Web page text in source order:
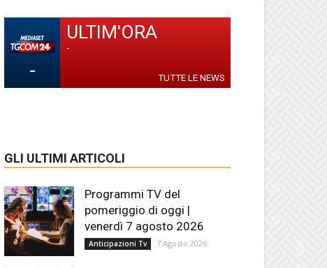
-
ULTIM'ORA
-
TUTTE LE NEWS
GLI ULTIMI ARTICOLI
Programmi TV del
pomeriggio di oggi |
venerdì 7 agosto 2026
Anticipazioni Tv 7 Agosto 2026